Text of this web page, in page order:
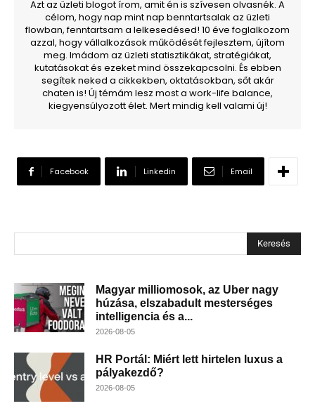
Azt az üzleti blogot írom, amit én is szívesen olvasnék. A
célom, hogy nap mint nap benntartsalak az üzleti
flowban, fenntartsam a lelkesedésed! 10 éve foglalkozom
azzal, hogy vállalkozások működését fejlesztem, újítom
meg. Imádom az üzleti statisztikákat, stratégiákat,
kutatásokat és ezeket mind összekapcsolni. És ebben
segítek neked a cikkekben, oktatásokban, sőt akár
chaten is! Új témám lesz most a work-life balance,
kiegyensúlyozott élet. Mert mindig kell valami új!
Facebook Linkedin Email
Keresés
Magyar milliomosok, az Uber nagy
húzása, elszabadult mesterséges
intelligencia és a...
2026-08-05
HR Portál: Miért lett hirtelen luxus a
pályakezdő?
2026-08-05